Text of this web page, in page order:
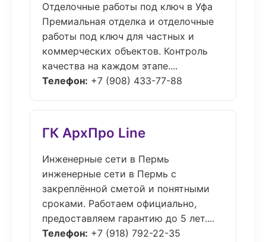
Отделочные работы под ключ в Уфа
Премиальная отделка и отделочные
работы под ключ для частных и
коммерческих объектов. Контроль
качества на каждом этапе....
Телефон: +7 (908) 433-77-88
ГК АрхПро Line
Инженерные сети в Пермь
инженерные сети в Пермь с
закреплённой сметой и понятными
сроками. Работаем официально,
предоставляем гарантию до 5 лет....
Телефон: +7 (918) 792-22-35